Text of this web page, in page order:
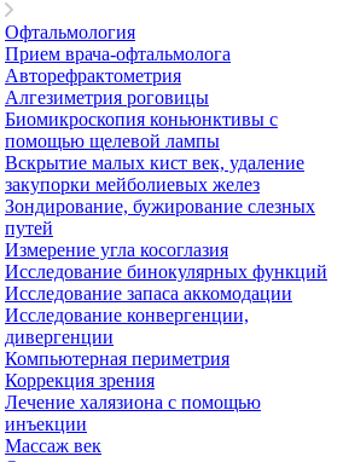
Офтальмология
Прием врача-офтальмолога
Авторефрактометрия
Алгезиметрия роговицы
Биомикроскопия коньюнктивы с
помощью щелевой лампы
Вскрытие малых кист век, удаление
закупорки мейболиевых желез
Зондирование, бужирование слезных
путей
Измерение угла косоглазия
Исследование бинокулярных функций
Исследование запаса аккомодации
Исследование конвергенции,
дивергенции
Компьютерная периметрия
Коррекция зрения
Лечение халязиона с помощью
инъекции
Массаж век